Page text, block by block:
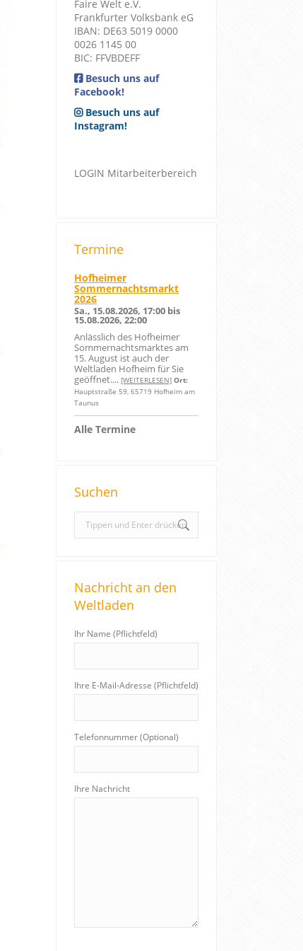
Faire Welt e.V.
Frankfurter Volksbank eG
IBAN: DE63 5019 0000
0026 1145 00
BIC: FFVBDEFF
Besuch uns auf
Facebook!
Besuch uns auf
Instagram!
LOGIN Mitarbeiterbereich
Termine
Hofheimer
Sommernachtsmarkt
2026
Sa., 15.08.2026, 17:00 bis
15.08.2026, 22:00
Anlässlich des Hofheimer
Sommernachtsmarktes am
15. August ist auch der
Weltladen Hofheim für Sie
geöffnet.... [WEITERLESEN] Ort:
Hauptstraße 59, 65719 Hofheim am
Taunus
Alle Termine
Suchen
e
c
h
Nachricht an den
Weltladen
Ihr Name (Pflichtfeld)
Ihre E-Mail-Adresse (Pflichtfeld)
Telefonnummer (Optional)
Ihre Nachricht